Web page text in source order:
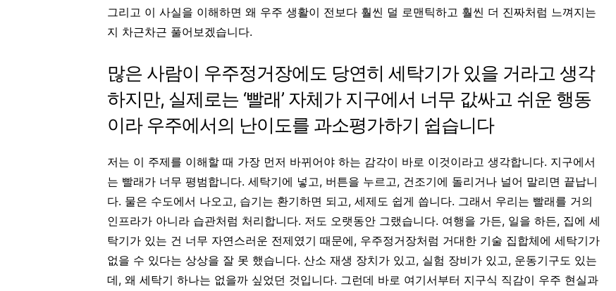
그리고 이 사실을 이해하면 왜 우주 생활이 전보다 훨씬 덜 로맨틱하고 훨씬 더 진짜처럼 느껴지는
지 차근차근 풀어보겠습니다.
많은 사람이 우주정거장에도 당연히 세탁기가 있을 거라고 생각
하지만, 실제로는 ‘빨래’ 자체가 지구에서 너무 값싸고 쉬운 행동
이라 우주에서의 난이도를 과소평가하기 쉽습니다
저는 이 주제를 이해할 때 가장 먼저 바뀌어야 하는 감각이 바로 이것이라고 생각합니다. 지구에서
는 빨래가 너무 평범합니다. 세탁기에 넣고, 버튼을 누르고, 건조기에 돌리거나 널어 말리면 끝납니
다. 물은 수도에서 나오고, 습기는 환기하면 되고, 세제도 쉽게 씁니다. 그래서 우리는 빨래를 거의
인프라가 아니라 습관처럼 처리합니다. 저도 오랫동안 그랬습니다. 여행을 가든, 일을 하든, 집에 세
탁기가 있는 건 너무 자연스러운 전제였기 때문에, 우주정거장처럼 거대한 기술 집합체에 세탁기가
없을 수 있다는 상상을 잘 못 했습니다. 산소 재생 장치가 있고, 실험 장비가 있고, 운동기구도 있는
데, 왜 세탁기 하나는 없을까 싶었던 것입니다. 그런데 바로 여기서부터 지구식 직감이 우주 현실과